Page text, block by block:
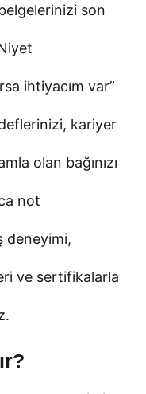
son
ihtiyacım var”
kariyer
olan bağınızı
not
deneyimi,
ve sertifikalarla